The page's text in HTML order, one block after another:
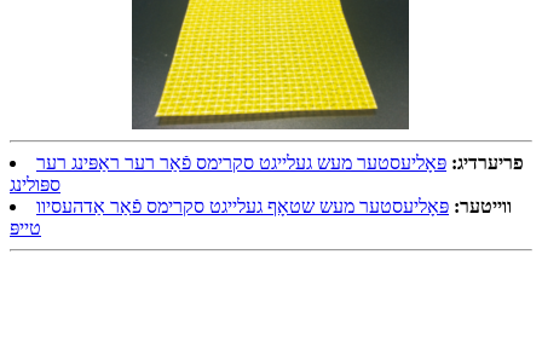
פריערדיג: פּאָליעסטער מעש געלייגט סקרימס פֿאַר רער ראַפּינג רער
ספּולינג
ווייטער: פּאָליעסטער מעש שטאָף געלייגט סקרימס פֿאַר אַדהעסיוו
טייפּ